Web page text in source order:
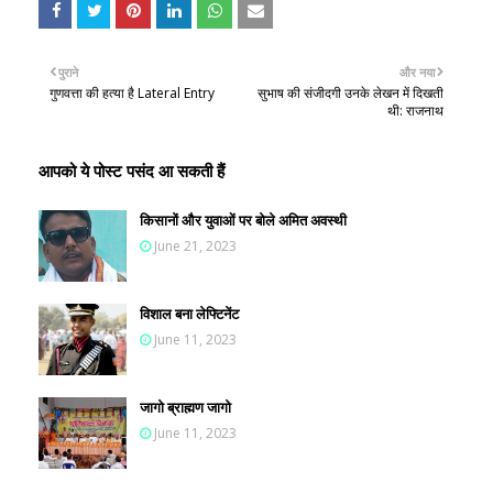
और नया
सुभाष की संजीदगी उनके लेखन में दिखती
थी: राजनाथ
पुराने
गुणवत्ता की हत्या है Lateral Entry
आपको ये पोस्ट पसंद आ सकती हैं
किसानों और युवाओं पर बोले अमित अवस्थी
June 21, 2023
विशाल बना लेफ्टिनेंट
June 11, 2023
जागो ब्राह्मण जागो
June 11, 2023